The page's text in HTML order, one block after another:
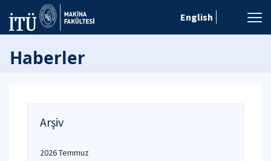
English
Haberler
Arşiv
2026 Temmuz